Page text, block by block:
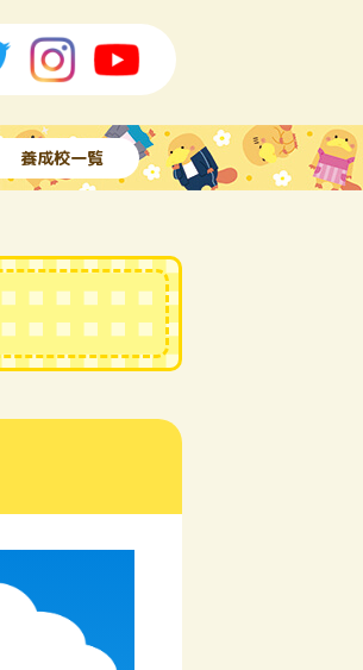
養成校一覧